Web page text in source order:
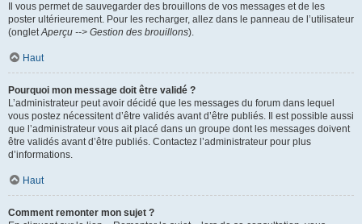
Il vous permet de sauvegarder des brouillons de vos messages et de les
poster ultérieurement. Pour les recharger, allez dans le panneau de l’utilisateur
(ongletAperçu --> Gestion des brouillons).
Haut
Pourquoi mon message doit être validé ?
L’administrateur peut avoir décidé que les messages du forum dans lequel
vous postez nécessitent d’être validés avant d’être publiés. Il est possible aussi
que l’administrateur vous ait placé dans un groupe dont les messages doivent
être validés avant d’être publiés. Contactez l’administrateur pour plus
d’informations.
Haut
Comment remonter mon sujet ?